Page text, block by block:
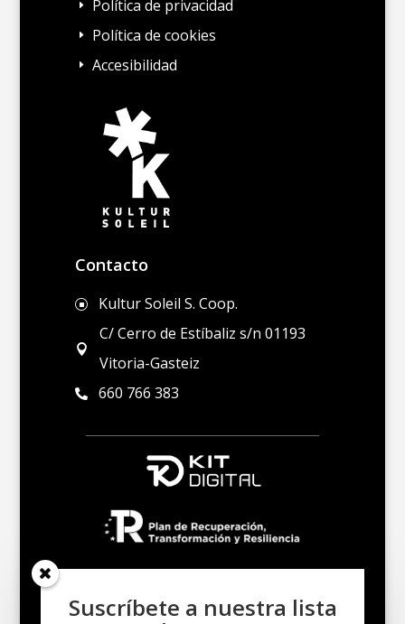
E Política de privacidad
E Política de cookies
E Accesibilidad
Contacto
] Kultur Soleil S. Coop.

C/ Cerro de Estíbaliz s/n 01193
Vitoria-Gasteiz
 660 766 383
Suscríbete a nuestra lista